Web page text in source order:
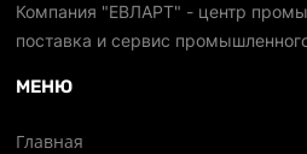
Компания "ЕВЛАРТ" - центр
поставка и сервис
МЕНЮ
Главная